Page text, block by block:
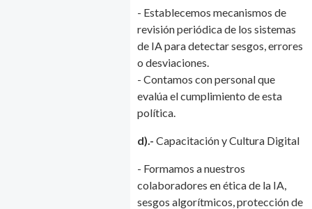
- Establecemos mecanismos de
revisión periódica de los sistemas
de IA para detectar sesgos, errores
o desviaciones.
- Contamos con personal que
evalúa el cumplimiento de esta
política.
d).- Capacitación y Cultura Digital
- Formamos a nuestros
colaboradores en ética de la IA,
sesgos algorítmicos, protección de